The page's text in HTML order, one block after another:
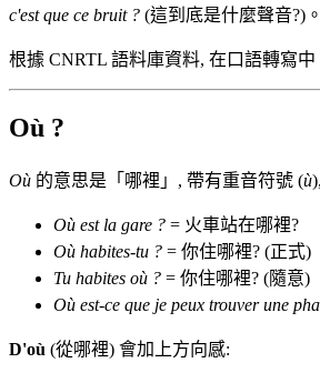
c'est que ce bruit ? (這到底是什麼聲音?)。
根據 CNRTL 語料庫資料, 在口語轉寫中
Où ?
Où 的意思是「哪裡」, 帶有重音符號 (ù
Où est la gare ? = 火車站在哪裡?
Où habites-tu ? = 你住哪裡? (正式)
Tu habites où ? = 你住哪裡? (隨意)
Où est-ce que je peux trouver une
D'où (從哪裡) 會加上方向感: